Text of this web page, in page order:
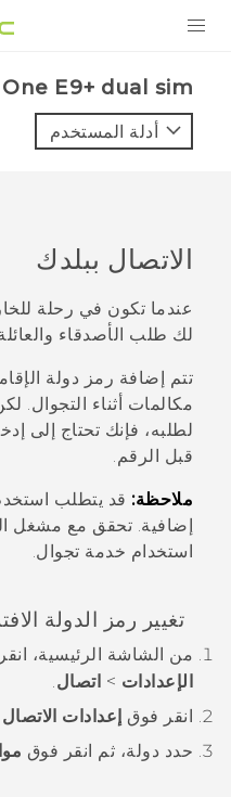
VIVE
VIVERSE
البرامج + التطبيقات
الدعم
أجهزة HTC والملحقات
One E9+ dual sim‎
أدلة المستخدم
الاتصال ببلدك
عندما تكون في رحلة
لك طلب الأصدقاء
تتم إضافة رمز دولة
مكالمات أثناء التجوال.
لطلبه، فإنك تحتاج إلى
قبل الرقم.
ملاحظة: قد يتطلب
إضافية. تحقق مع مشغل
استخدام خدمة تجوال.
تغيير رمز الدولة
من الشاشة الرئيسية،
الإعدادات > اتصال.
انقر فوق إعدادات
حدد دولة، ثم انقر فوق